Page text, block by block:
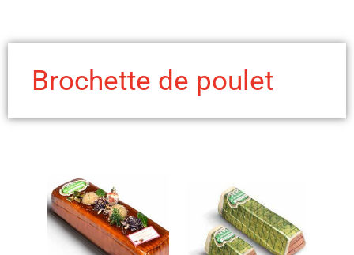
Brochette de poulet